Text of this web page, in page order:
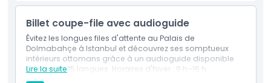
1er novembre au 31 mars, il accueille les visiteurs de 9h00 à
16h00. Planifiez votre visite avec un billet pour le Palais de
Dolmabahçe et découvrez le monde luxueux des sultans
ottomans tout en profitant de l'une des principales
attractions d'Istanbul.
Billet coupe-file avec audioguide
Évitez les longues files d'attente au Palais de
Dolmabahçe à Istanbul et découvrez ses somptueux
intérieurs ottomans grâce à un audioguide disponible
en plus de 15 langues. Horaires d'hiver : 9 h–16 h.
Lire la suite